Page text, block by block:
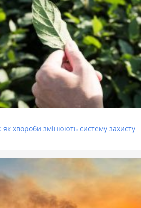
як хвороби змінюють систему захисту